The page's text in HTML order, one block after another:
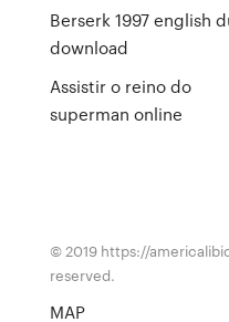
Berserk 1997 english
download
Assistir o reino do
superman online
© 2019 https://
reserved.
MAP